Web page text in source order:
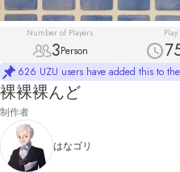
Number of Players
3Person
626 UZU users have added this to
裸裸裸んど
制作者
はなゴリ